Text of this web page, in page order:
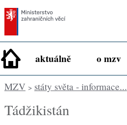
aktuálně o mzv
MZV> státy světa - informace...
Tádžikistán